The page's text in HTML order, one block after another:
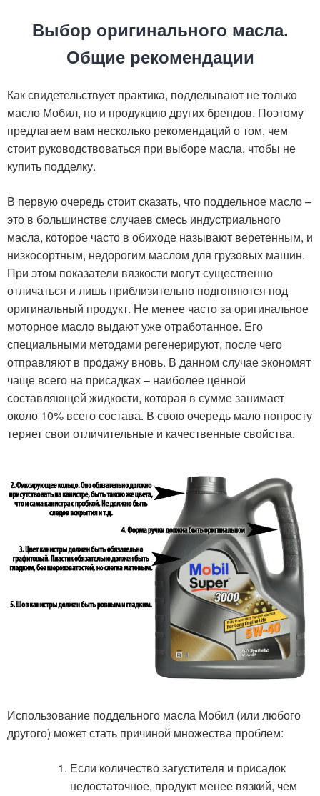
Выбор оригинального масла.
Общие рекомендации
Как свидетельствует практика, подделывают не только
масло Мобил, но и продукцию других брендов. Поэтому
предлагаем вам несколько рекомендаций о том, чем
стоит руководствоваться при выборе масла, чтобы не
купить подделку.
В первую очередь стоит сказать, что поддельное масло –
это в большинстве случаев смесь индустриального
масла, которое часто в обиходе называют веретенным, и
низкосортным, недорогим маслом для грузовых машин.
При этом показатели вязкости могут существенно
отличаться и лишь приблизительно подгоняются под
оригинальный продукт. Не менее часто за оригинальное
моторное масло выдают уже отработанное. Его
специальными методами регенерируют, после чего
отправляют в продажу вновь. В данном случае экономят
чаще всего на присадках – наиболее ценной
составляющей жидкости, которая в сумме занимает
около 10% всего состава. В свою очередь мало попросту
теряет свои отличительные и качественные свойства.
Использование поддельного масла Мобил (или любого
другого) может стать причиной множества проблем:
Если количество загустителя и присадок
недостаточное, продукт менее вязкий, чем